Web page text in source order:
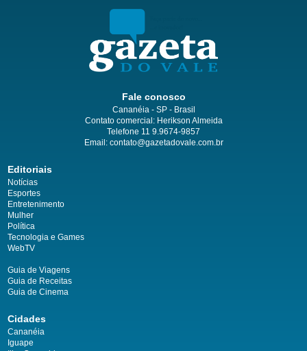
Fale conosco
Cananéia - SP - Brasil
Contato comercial: Herikson Almeida
Telefone 11 9.9674-9857
Email: contato@gazetadovale.com.br
Editoriais
Notícias
Esportes
Entretenimento
Mulher
Política
Tecnologia e Games
WebTV
Guia de Viagens
Guia de Receitas
Guia de Cinema
Cidades
Cananéia
Iguape